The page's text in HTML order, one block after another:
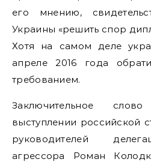
его мнению,
Украины «решить спор
Хотя на самом деле
апреле 2016 года
требованием.
Заключительное
выступлении российской
руководителей
агрессора Роман